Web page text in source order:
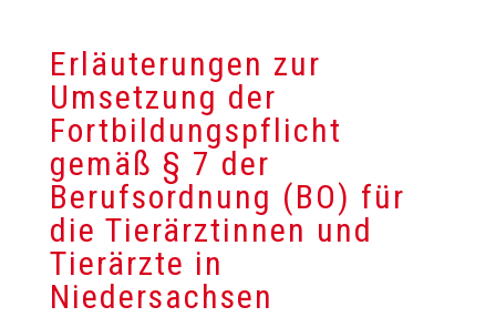
Erläuterungen zur
Umsetzung der
Fortbildungspflicht
gemäß § 7 der
Berufsordnung (BO) für
die Tierärztinnen und
Tierärzte in
Niedersachsen